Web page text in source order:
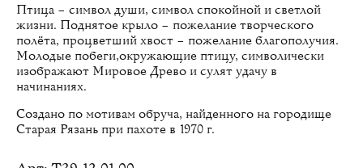
Птица – символ души, символ спокойной и светлой
жизни. Поднятое крыло – пожелание творческого
полёта, процветший хвост – пожелание благополучия.
Молодые побеги,окружающие птицу, символически
изображают Мировое Древо и сулят удачу в
начинаниях.
Создано по мотивам обруча, найденного на городище
Старая Рязань при пахоте в 1970 г.